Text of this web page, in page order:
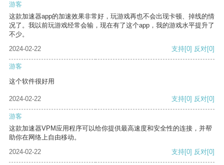
游客
这款加速器app的加速效果非常好，玩游戏再也不会出现卡顿、掉线的情
况了。我以前玩游戏经常会输，现在有了这个app，我的游戏水平提升了
不少。
2024-02-22
支持[0] 反对[0]
游客
这个软件很好用
2024-02-22 支持[0] 反对[0]
游客
这款加速器VPM应用程序可以给你提供最高速度和安全性的连接，并帮
助你在网络上自由移动。
2024-02-22
支持[0] 反对[0]